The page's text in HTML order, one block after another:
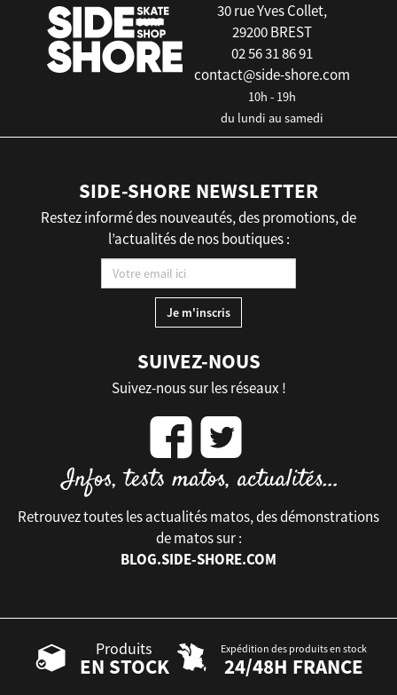
30 rue Yves Collet,
29200 BREST
02 56 31 86 91
contact@side-shore.com
10h - 19h
du lundi au samedi
SIDE-SHORE NEWSLETTER
Restez informé des nouveautés, des promotions, de
l’actualités de nos boutiques :
SUIVEZ-NOUS
Suivez-nous sur les réseaux !
Retrouvez toutes les actualités matos, des démonstrations
de matos sur :
BLOG.SIDE-SHORE.COM
Produits
EN STOCK
Expédition des produits en stock
24/48H FRANCE